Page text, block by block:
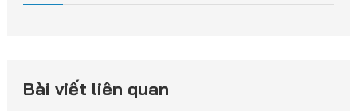
Bài viết liên quan